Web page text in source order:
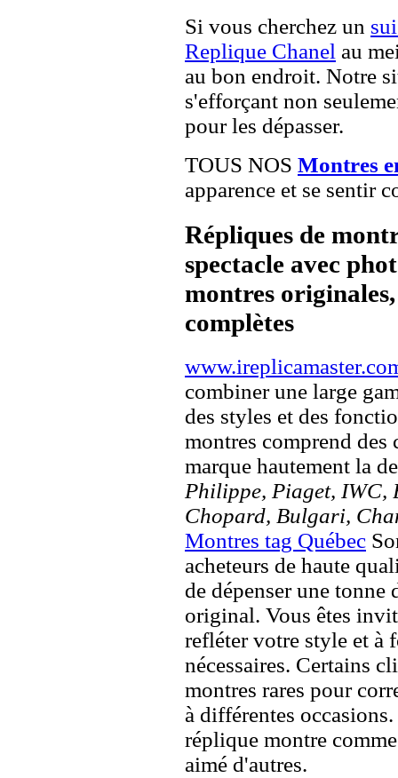
Si vous cherchez un
Replique Chanel au
au bon endroit. Notre
s'efforçant non
pour les dépasser.
TOUS NOS Montres
apparence et se sentir
Répliques de
spectacle avec
montres
complètes
combiner une large
des styles et des
montres comprend des
marque hautement la
Philippe, Piaget, IWC,
Chopard, Bulgari,
Montres tag Québec
acheteurs de haute
de dépenser une
original. Vous êtes
refléter votre style et à
nécessaires. Certains
montres rares pour
à différentes
réplique montre
aimé d'autres.